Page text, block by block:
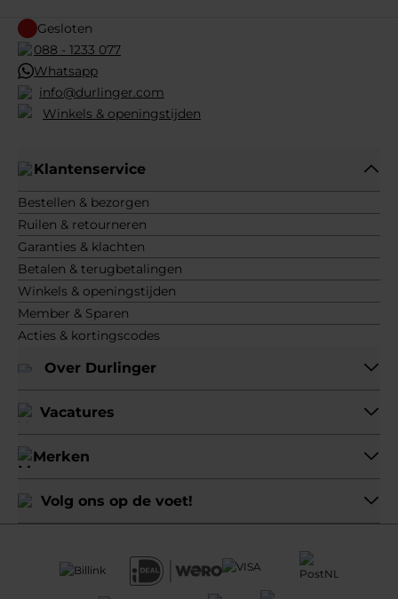
Gesloten
088 - 1233 077
Whatsapp
info@durlinger.com
Winkels & openingstijden
Klantenservice
Bestellen & bezorgen
Ruilen & retourneren
Garanties & klachten
Betalen & terugbetalingen
Winkels & openingstijden
Member & Sparen
Acties & kortingscodes
Over Durlinger
Vacatures
Merken
Volg ons op de voet!